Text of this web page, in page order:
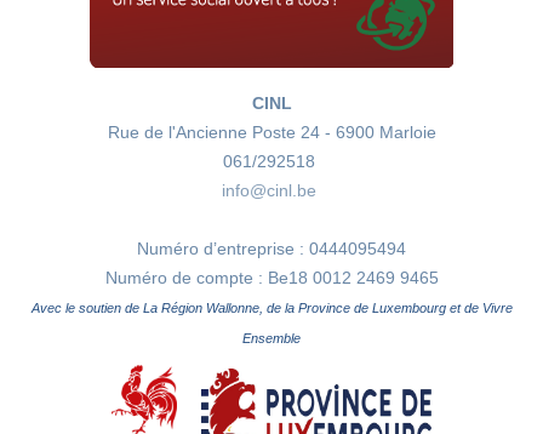
CINL
Rue de l'Ancienne Poste 24 - 6900 Marloie
061/292518
info@cinl.be
Numéro d’entreprise : 0444095494
Numéro de compte : Be18 0012 2469 9465
Avec le soutien de La Région Wallonne, de la Province de Luxembourg et de Vivre
Ensemble